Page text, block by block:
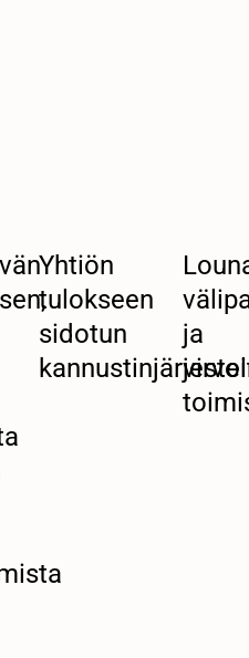
Yhtiön
tulokseen
sidotun
ja